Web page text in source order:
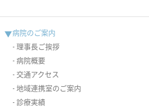
病院のご案内
理事長ご挨拶
病院概要
交通アクセス
地域連携室のご案内
診療実績